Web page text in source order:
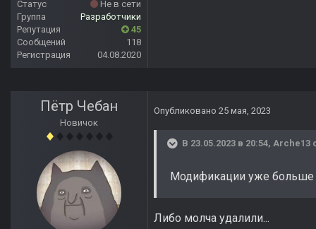
Статус
Не в сети
Группа
Разработчики
Репутация
45
Сообщений
118
Регистрация
04.08.2020
Пётр Чебан
Новичок
Опубликовано 25 мая, 2023
В 23.05.2023 в 20:54, Arche13
Модификации уже больше
Либо молча удалили...